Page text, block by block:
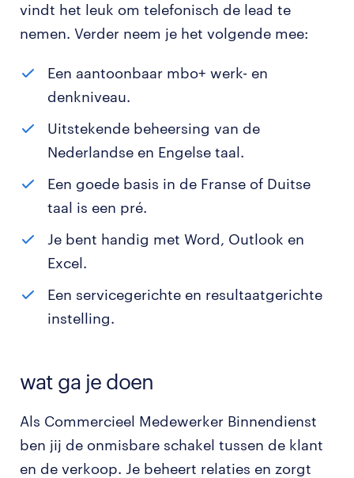
vindt het leuk om telefonisch de lead te
nemen. Verder neem je het volgende mee:
Een aantoonbaar mbo+ werk- en
denkniveau.
Uitstekende beheersing van de
Nederlandse en Engelse taal.
Een goede basis in de Franse of Duitse
taal is een pré.
Je bent handig met Word, Outlook en
Excel.
Een servicegerichte en resultaatgerichte
instelling.
wat ga je doen
Als Commercieel Medewerker Binnendienst
ben jij de onmisbare schakel tussen de klant
en de verkoop. Je beheert relaties en zorgt